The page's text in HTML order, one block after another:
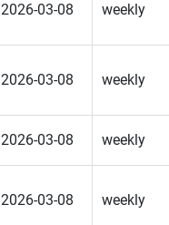
2026-03-08 weekly
2026-03-08 weekly
2026-03-08 weekly
2026-03-08 weekly